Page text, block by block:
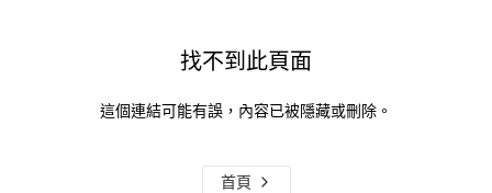
找不到此頁面
這個連結可能有誤，內容已被隱藏或刪除。
首頁